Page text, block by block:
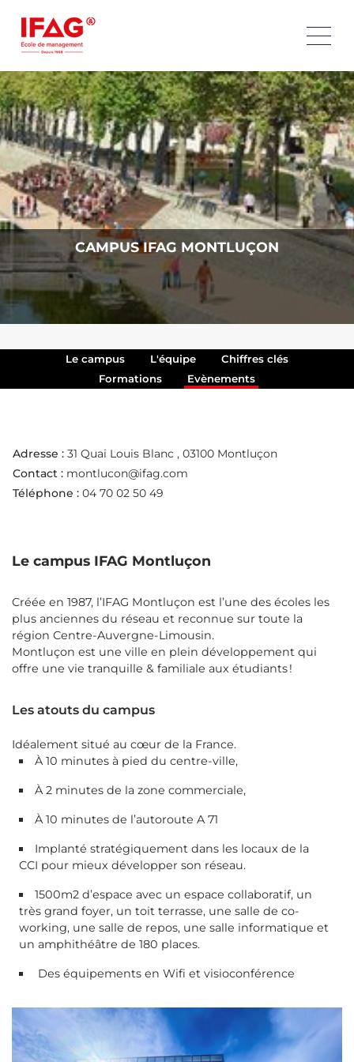
CAMPUS IFAG MONTLUÇON
Le campus L'équipe
Chiffres clés
Formations
Evènements
Adresse : 31 Quai Louis Blanc , 03100 Montluçon
Contact : montlucon@ifag.com
Téléphone : 04 70 02 50 49
Le campus IFAG Montluçon
Créée en 1987, l’IFAG Montluçon est l’une des écoles les
plus anciennes du réseau et reconnue sur toute la
région Centre-Auvergne-Limousin.
Montluçon est une ville en plein développement qui
offre une vie tranquille & familiale aux étudiants !
Les atouts du campus
Idéalement situé au cœur de la France.
À 10 minutes à pied du centre-ville,
À 2 minutes de la zone commerciale,
À 10 minutes de l’autoroute A 71
Implanté stratégiquement dans les locaux de la
CCI pour mieux développer son réseau.
1500m2 d’espace avec un espace collaboratif, un
très grand foyer, un toit terrasse, une salle de co-
working, une salle de repos, une salle informatique et
un amphithéâtre de 180 places.
Des équipements en Wifi et visioconférence